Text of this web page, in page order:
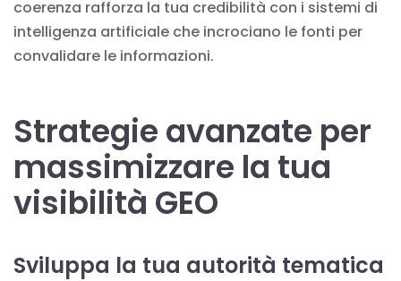
coerenza rafforza la tua credibilità con i sistemi di
intelligenza artificiale che incrociano le fonti per
convalidare le informazioni.
Strategie avanzate per
massimizzare la tua
visibilità GEO
Sviluppa la tua autorità tematica